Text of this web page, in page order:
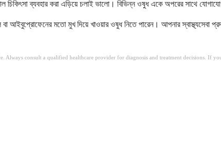
ব্যবহার করা এড়িয়ে চলাই ভালো। বিভিন্ন ওষুধ একে অপরের সাথে
আইবুপ্রোফেনের মতো মুখ দিয়ে খাওয়ার ওষুধ নিতে পারেন। আপনার স্বাস্থ্যসেবা
consult a qualified healthcare provider for diagnosis and treatment decisions. If